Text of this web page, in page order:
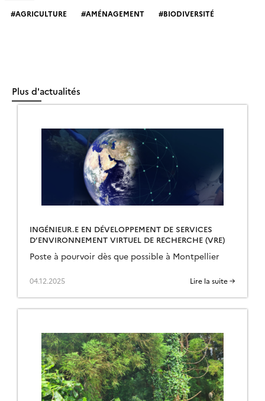
AGRICULTURE AMÉNAGEMENT BIODIVERSITÉ
Plus d'actualités
INGÉNIEUR.E EN DÉVELOPPEMENT DE SERVICES
D’ENVIRONNEMENT VIRTUEL DE RECHERCHE (VRE)
Poste à pourvoir dès que possible à Montpellier
04.12.2025 Lire la suite →